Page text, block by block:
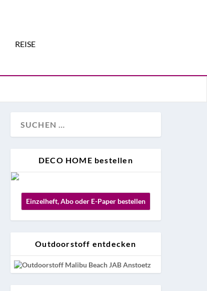
REISE
DECO HOME bestellen
Einzelheft, Abo oder E-Paper bestellen
Outdoorstoff entdecken